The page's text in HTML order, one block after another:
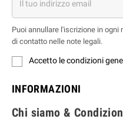
Puoi annullare l'iscrizione in
di contatto nelle note legali.
Accetto le condizioni
INFORMAZIONI
Chi siamo &